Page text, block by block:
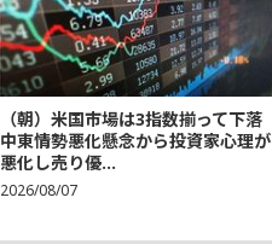
（朝）米国市場は3指数揃って下落
中東情勢悪化懸念から投資家心理が
悪化し売り優...
2026/08/07